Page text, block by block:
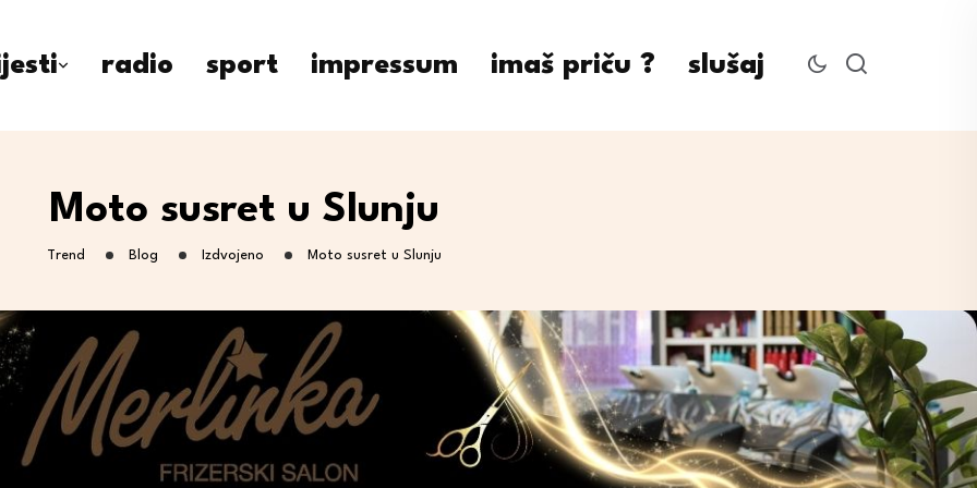
radio sport impressum imaš priču ? slušaj
Moto susret u Slunju
Trend Blog Izdvojeno Moto susret u Slunju